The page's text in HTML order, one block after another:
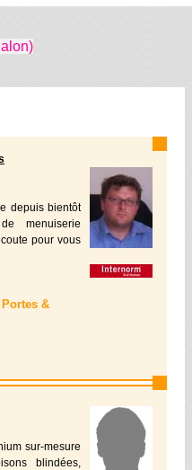
depuis bientôt
menuiserie
pour vous
&
sur-mesure
blindées,